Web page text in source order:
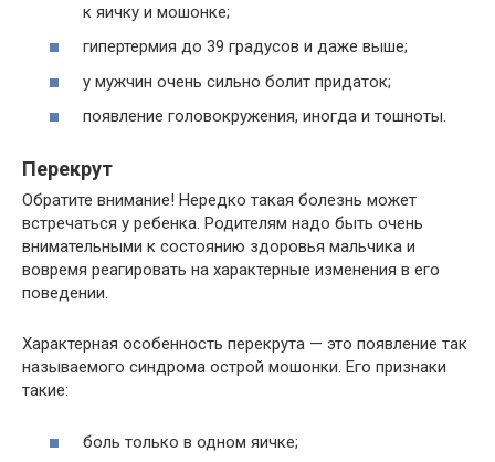
к яичку и мошонке;
гипертермия до 39 градусов и даже выше;
у мужчин очень сильно болит придаток;
появление головокружения, иногда и тошноты.
Перекрут
Обратите внимание! Нередко такая болезнь может
встречаться у ребенка. Родителям надо быть очень
внимательными к состоянию здоровья мальчика и
вовремя реагировать на характерные изменения в его
поведении.
Характерная особенность перекрута — это появление так
называемого синдрома острой мошонки. Его признаки
такие:
боль только в одном яичке;